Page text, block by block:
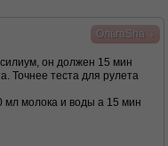
ОльгаSha
он должен 15 мин
Точнее теста для рулета
мл молока и воды а 15 мин